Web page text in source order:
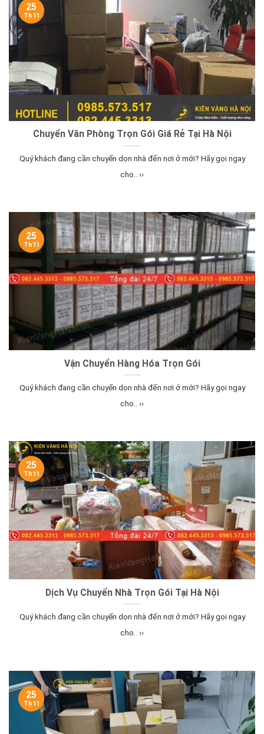
Chuyển Văn Phòng Trọn Gói Giá Rẻ Tại Hà Nội
Quý khách đang cần chuyển dọn nhà đến nơi ở mới? Hãy gọi ngay
cho.. ››
25
Th11
Vận Chuyển Hàng Hóa Trọn Gói
Quý khách đang cần chuyển dọn nhà đến nơi ở mới? Hãy gọi ngay
cho.. ››
25
Th11
Dịch Vụ Chuyển Nhà Trọn Gói Tại Hà Nội
Quý khách đang cần chuyển dọn nhà đến nơi ở mới? Hãy gọi ngay
cho.. ››
25
Th11
25
Th11